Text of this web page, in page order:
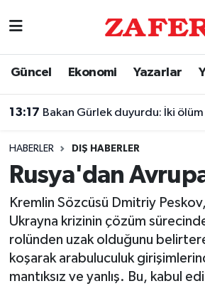
Güncel Ekonomi Yazarlar
13:17 Bakan Gürlek duyurdu: İki ölüm
HABERLER DIŞ HABERLER
Rusya'dan
Kremlin Sözcüsü Dmitriy
Ukrayna krizinin çözüm
rolünden uzak olduğunu
koşarak arabuluculuk
mantıksız ve yanlış. Bu, kabul
Nöbetçi Eczaneler
Trafik Durumu
Süper Lig Puan Durumu ve
Tüm Manşetler
Son Dakika Haberleri